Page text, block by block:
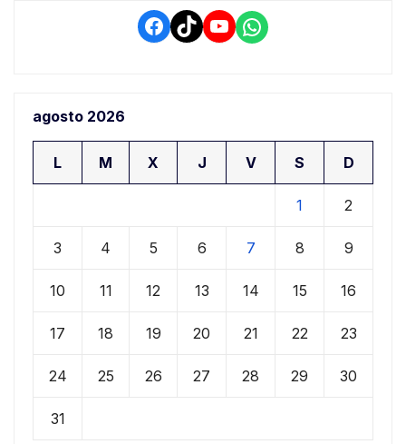
Facebook
TikTokYouTube
WhatsApp
agosto 2026
L M X J V S D
1 2
3 4 5 6 7 8 9
10 11 12 13 14 15 16
17 18 19 20 21 22 23
24 25 26 27 28 29 30
31